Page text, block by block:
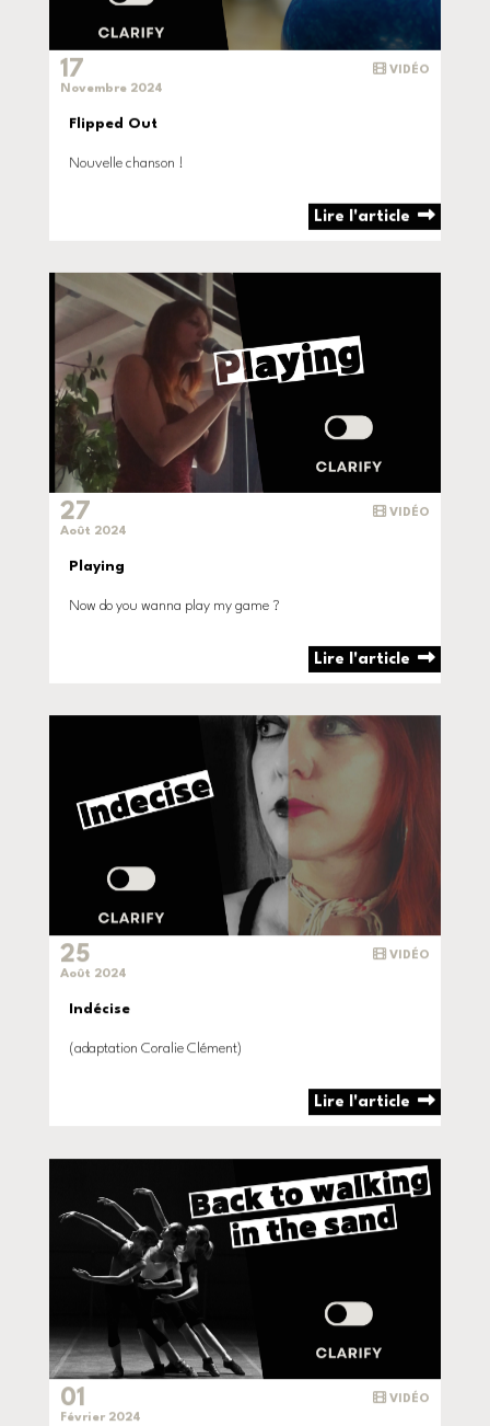
VIDÉO
17
Novembre 2024
Flipped Out
Nouvelle chanson !
Lire l'article
VIDÉO
27
Août 2024
Playing
Now do you wanna play my game ?
Lire l'article
VIDÉO
25
Août 2024
Indécise
(adaptation Coralie Clément)
Lire l'article
VIDÉO
01
Février 2024